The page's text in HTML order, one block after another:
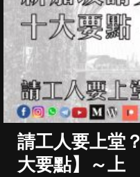
請工人要上堂
大要點】～上